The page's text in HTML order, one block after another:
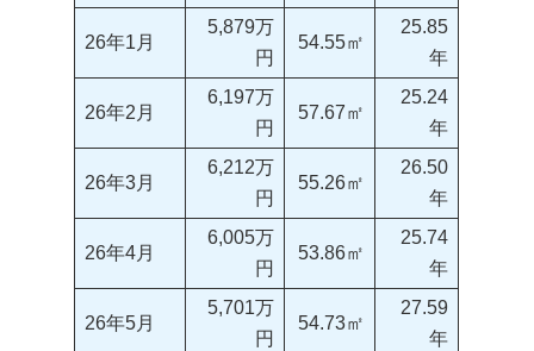
26年1月
5,879万
円
54.55㎡
25.85
年
26年2月
6,197万
円
57.67㎡
25.24
年
26年3月
6,212万
円
55.26㎡
26.50
年
26年4月
6,005万
円
53.86㎡
25.74
年
26年5月
5,701万
円
54.73㎡
27.59
年